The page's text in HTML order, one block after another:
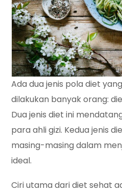
Ada dua jenis pola diet
dilakukan banyak orang:
Dua jenis diet ini
para ahli gizi. Kedua jenis
masing-masing dalam
ideal.
Ciri utama dari diet sehat